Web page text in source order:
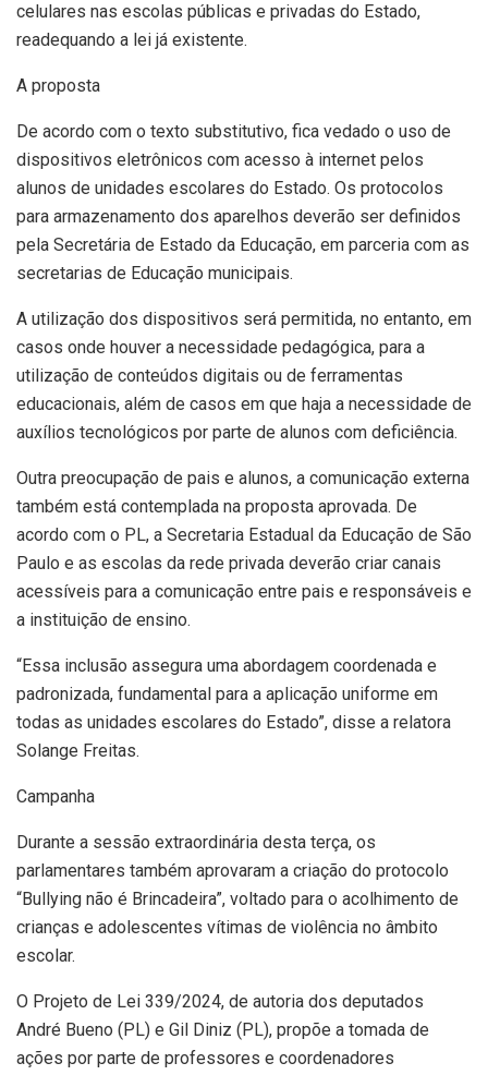
celulares nas escolas públicas e privadas do Estado,
readequando a lei já existente.
A proposta
De acordo com o texto substitutivo, fica vedado o uso de
dispositivos eletrônicos com acesso à internet pelos
alunos de unidades escolares do Estado. Os protocolos
para armazenamento dos aparelhos deverão ser definidos
pela Secretária de Estado da Educação, em parceria com as
secretarias de Educação municipais.
A utilização dos dispositivos será permitida, no entanto, em
casos onde houver a necessidade pedagógica, para a
utilização de conteúdos digitais ou de ferramentas
educacionais, além de casos em que haja a necessidade de
auxílios tecnológicos por parte de alunos com deficiência.
Outra preocupação de pais e alunos, a comunicação externa
também está contemplada na proposta aprovada. De
acordo com o PL, a Secretaria Estadual da Educação de São
Paulo e as escolas da rede privada deverão criar canais
acessíveis para a comunicação entre pais e responsáveis e
a instituição de ensino.
“Essa inclusão assegura uma abordagem coordenada e
padronizada, fundamental para a aplicação uniforme em
todas as unidades escolares do Estado”, disse a relatora
Solange Freitas.
Campanha
Durante a sessão extraordinária desta terça, os
parlamentares também aprovaram a criação do protocolo
“Bullying não é Brincadeira”, voltado para o acolhimento de
crianças e adolescentes vítimas de violência no âmbito
escolar.
O Projeto de Lei 339/2024, de autoria dos deputados
André Bueno (PL) e Gil Diniz (PL), propõe a tomada de
ações por parte de professores e coordenadores